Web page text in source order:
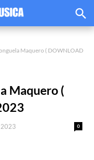
Maquero ( DOWNLOAD
Maquero (
0